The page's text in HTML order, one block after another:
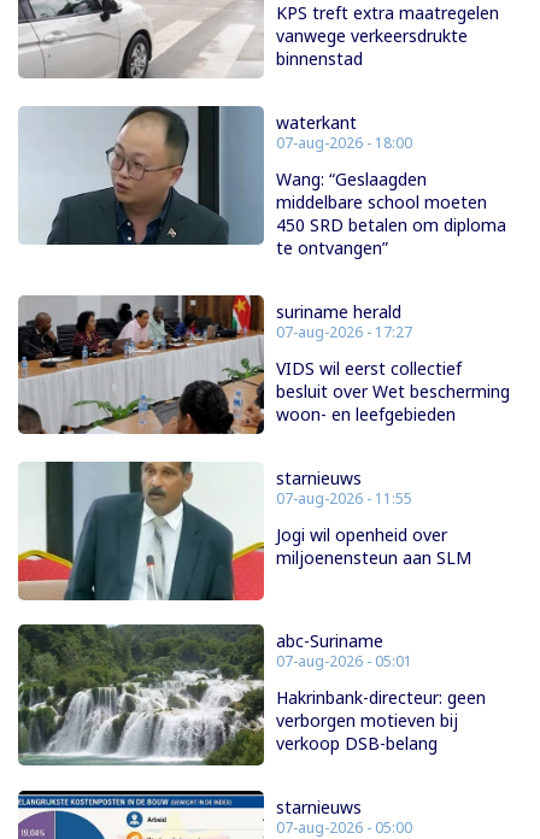
KPS treft extra maatregelen
vanwege verkeersdrukte
binnenstad
waterkant
07-aug-2026 - 18:00
Wang: “Geslaagden
middelbare school moeten
450 SRD betalen om diploma
te ontvangen”
suriname herald
07-aug-2026 - 17:27
VIDS wil eerst collectief
besluit over Wet bescherming
woon- en leefgebieden
starnieuws
07-aug-2026 - 11:55
Jogi wil openheid over
miljoenensteun aan SLM
abc-Suriname
07-aug-2026 - 05:01
Hakrinbank-directeur: geen
verborgen motieven bij
verkoop DSB-belang
starnieuws
07-aug-2026 - 05:00